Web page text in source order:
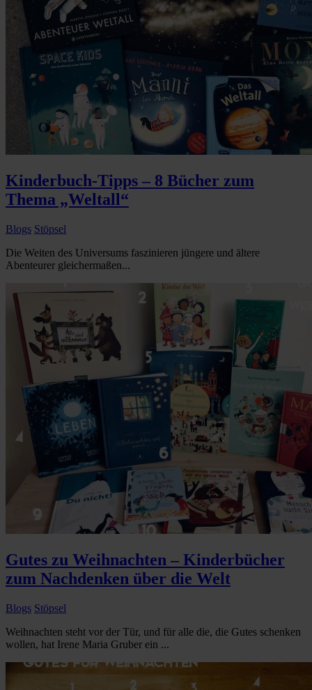
Kinderbuch-Tipps – 8 Bücher zum
Thema „Weltall“
Blogs Stöpsel
Die Weiten des Universums faszinieren jüngere und ältere
Abenteurer gleichermaßen...
Gutes zu Weihnachten – Kinderbücher
zum Nachdenken über die Welt
Blogs Stöpsel
Weihnachten steht vor der Tür, und für alle die, die Gutes schenken
wollen, hat Irene Maria Gruber ein ...